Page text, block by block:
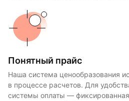
Понятный прайс
Наша система ценообразования
в процессе расчетов. Для
системы оплаты —